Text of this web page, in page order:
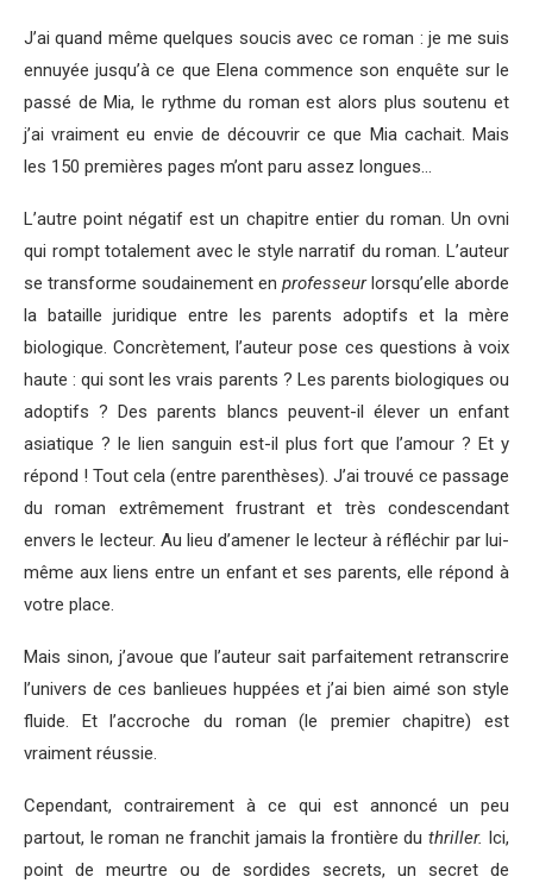
J’ai quand même quelques soucis avec ce roman : je me suis
ennuyée jusqu’à ce que Elena commence son enquête sur le
passé de Mia, le rythme du roman est alors plus soutenu et
j’ai vraiment eu envie de découvrir ce que Mia cachait. Mais
les 150 premières pages m’ont paru assez longues…
L’autre point négatif est un chapitre entier du roman. Un ovni
qui rompt totalement avec le style narratif du roman. L’auteur
se transforme soudainement en professeur lorsqu’elle aborde
la bataille juridique entre les parents adoptifs et la mère
biologique. Concrètement, l’auteur pose ces questions à voix
haute : qui sont les vrais parents ? Les parents biologiques ou
adoptifs ? Des parents blancs peuvent-il élever un enfant
asiatique ? le lien sanguin est-il plus fort que l’amour ? Et y
répond ! Tout cela (entre parenthèses). J’ai trouvé ce passage
du roman extrêmement frustrant et très condescendant
envers le lecteur. Au lieu d’amener le lecteur à réfléchir par lui-
même aux liens entre un enfant et ses parents, elle répond à
votre place.
Mais sinon, j’avoue que l’auteur sait parfaitement retranscrire
l’univers de ces banlieues huppées et j’ai bien aimé son style
fluide. Et l’accroche du roman (le premier chapitre) est
vraiment réussie.
Cependant, contrairement à ce qui est annoncé un peu
partout, le roman ne franchit jamais la frontière du thriller. Ici,
point de meurtre ou de sordides secrets, un secret de